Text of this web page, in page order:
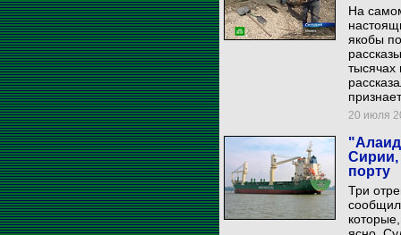
На
якобы
тысячах
20 июля
Сирии,
порту
Три
сообщил